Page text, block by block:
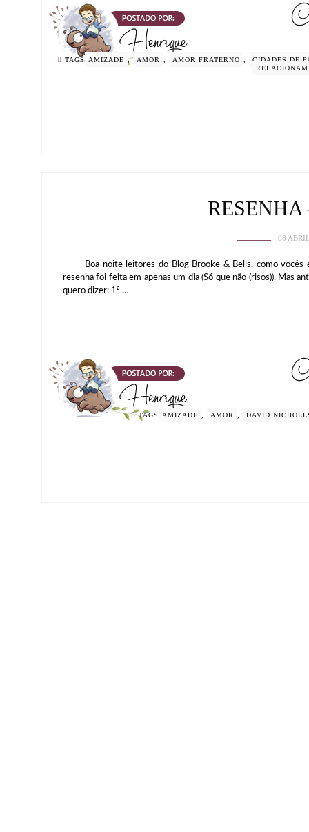
TAGS AMIZADE , AMOR AMOR FRATERNO
CIDADES DE
08
Boa noite leitores do Blog Brooke & Bells, como vocês
resenha foi feita em apenas um dia (Só que não (risos)). Mas
quero dizer: 1ª …
TAGS AMIZADE AMOR DAVID